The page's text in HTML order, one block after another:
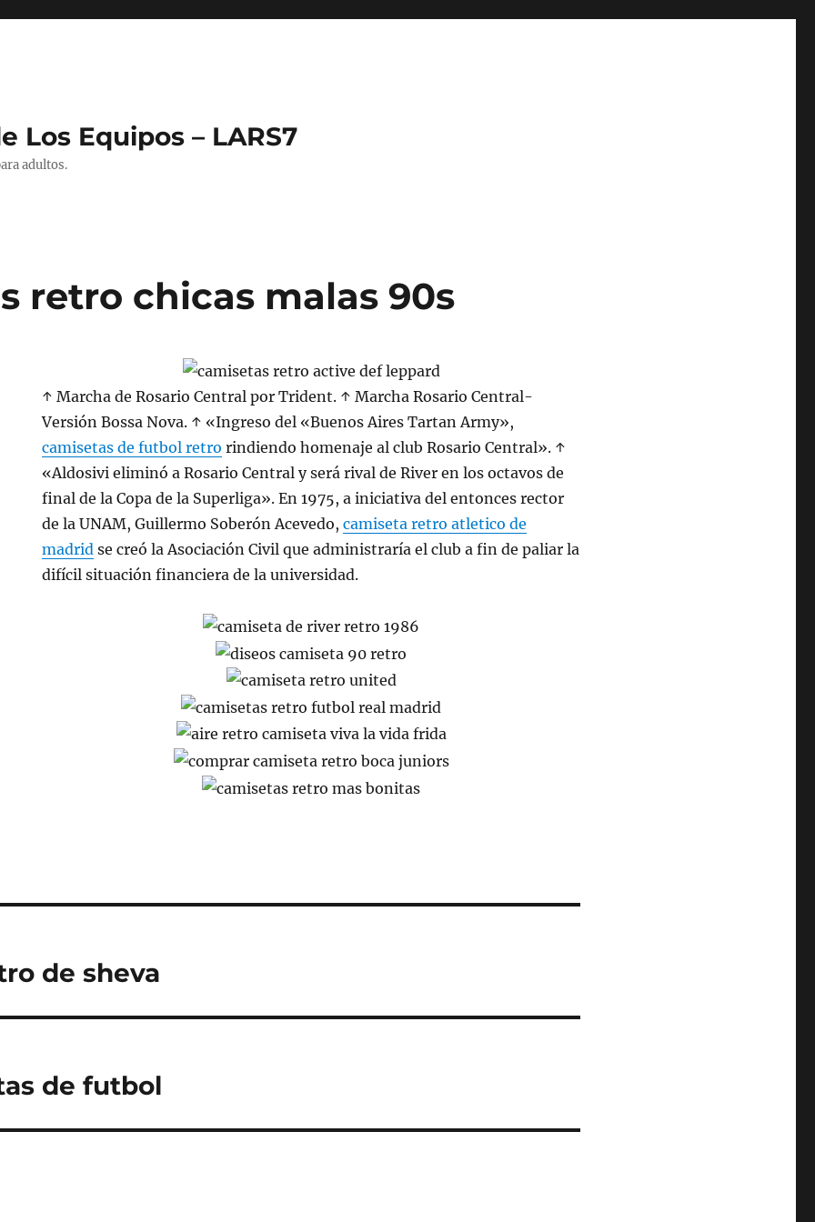
Los Equipos – LARS7
adultos.
retro chicas malas 90s
↑ Marcha de Rosario Central por Trident. ↑ Marcha Rosario Central-
Versión Bossa Nova. ↑ «Ingreso del «Buenos Aires Tartan Army»,
camisetas de futbol retro rindiendo homenaje al club Rosario Central». ↑
«Aldosivi eliminó a Rosario Central y será rival de River en los octavos de
final de la Copa de la Superliga». En 1975, a iniciativa del entonces rector
de la UNAM, Guillermo Soberón Acevedo,camiseta retro atletico de
madrid se creó la Asociación Civil que administraría el club a fin de paliar la
difícil situación financiera de la universidad.
de sheva
de futbol